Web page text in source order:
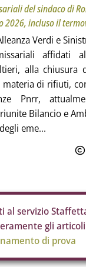
del sindaco di
2026, incluso il
Verdi e
affidati
alla chiusura
di rifiuti,
Pnrr,
Bilancio e
eme...
al servizio
gli
di prova